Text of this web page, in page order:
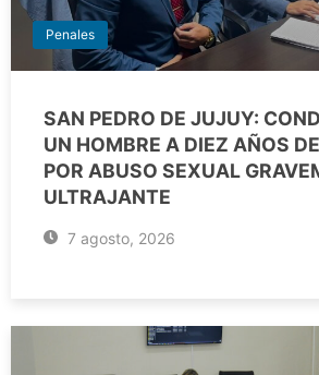
Penales
SAN PEDRO DE JUJUY:
UN HOMBRE A DIEZ AÑOS
POR ABUSO SEXUAL
ULTRAJANTE
7 agosto, 2026